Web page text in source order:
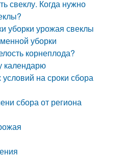
свеклу. Когда нужно
уборки урожая свеклы
уборки
корнеплода?
календарю
на сроки сбора
сбора от региона